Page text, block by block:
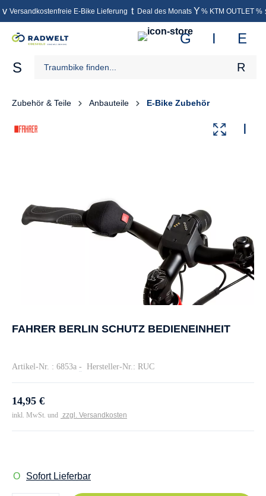
springen
Versandkostenfreie E-Bike Lieferung Deal des Monats % KTM OUTLET %
Zubehör & Teile Anbauteile E-Bike Zubehör
FAHRER BERLIN SCHUTZ BEDIENEINHEIT
Artikel-Nr. : 6853a - Hersteller-Nr.: RUC
14,95 €
inkl. MwSt. und zzgl. Versandkosten
Sofort Lieferbar